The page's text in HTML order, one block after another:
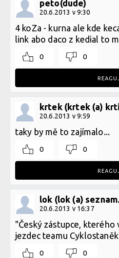
peto(dude)
20.6.2013 v 9:30
4 koZa - kurna ale kde
link abo daco z kedial to
0 0
krtek (krtek (a)
20.6.2013 v 9:59
taky by mě to zajímalo...
0 0
lok (lok (a)
20.6.2013 v 16:37
"Český zástupce, kterého
jezdec teamu
0 0